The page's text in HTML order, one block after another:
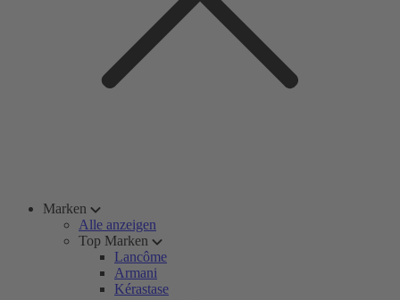
Marken
Alle anzeigen
Top Marken
Lancôme
Armani
Kérastase